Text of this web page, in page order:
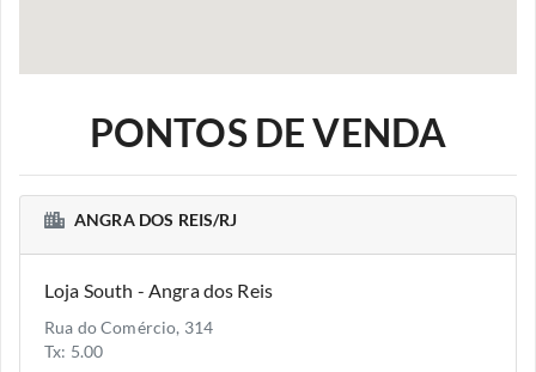
PONTOS DE VENDA
ANGRA DOS REIS/RJ
Loja South - Angra dos Reis
Rua do Comércio, 314
Tx: 5.00